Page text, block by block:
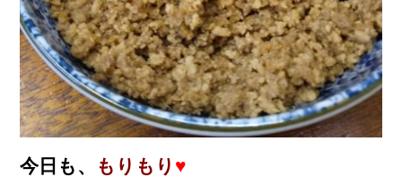
今日も、 もりもり ♥